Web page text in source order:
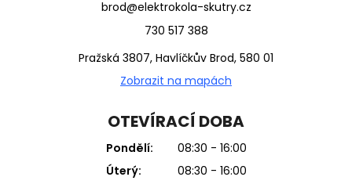
brod@elektrokola-skutry.cz
730 517 388
Pražská 3807, Havlíčkův Brod, 580 01
Zobrazit na mapách
OTEVÍRACÍ DOBA
Pondělí:
08:30 - 16:00
Úterý:
08:30 - 16:00